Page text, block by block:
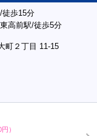
徒歩15分
高前駅/徒歩5分
町２丁目 11-15
）